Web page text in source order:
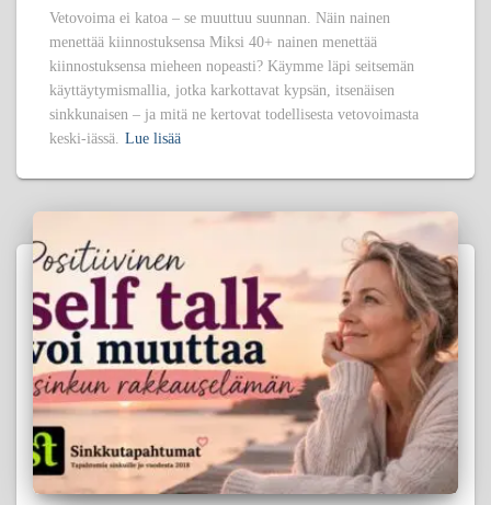
Vetovoima ei katoa – se muuttuu suunnan. Näin nainen
menettää kiinnostuksensa Miksi 40+ nainen menettää
kiinnostuksensa mieheen nopeasti? Käymme läpi seitsemän
käyttäytymismallia, jotka karkottavat kypsän, itsenäisen
sinkkunaisen – ja mitä ne kertovat todellisesta vetovoimasta
keski-iässä.
Lue lisää